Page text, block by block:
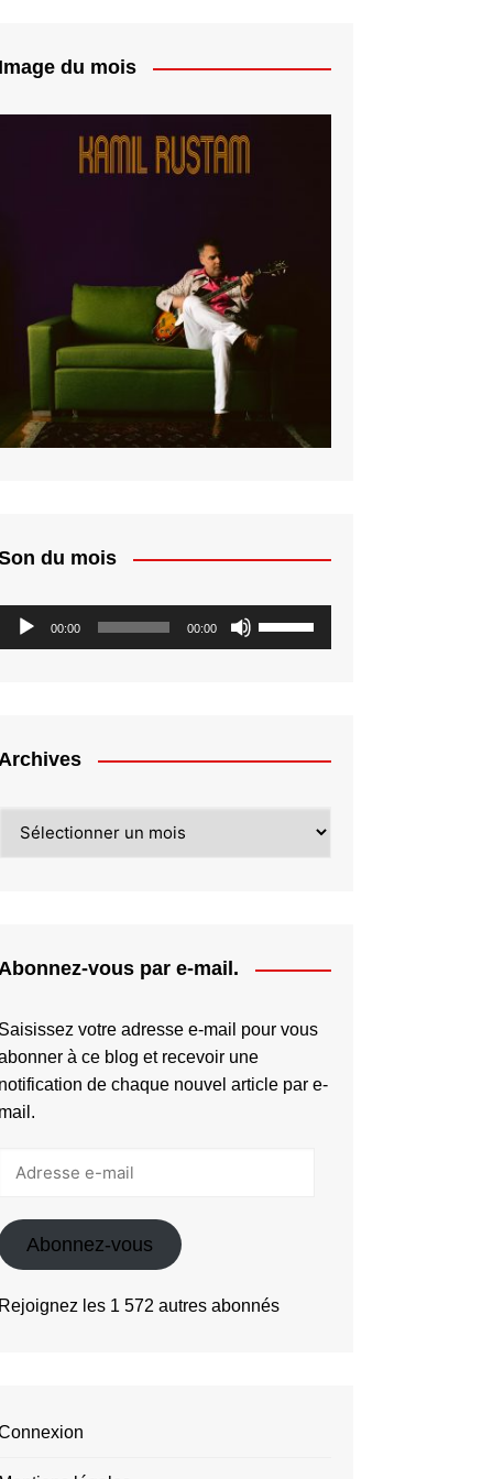
Image du mois
du mois
Lecteur
00:00 00:00
les
diminuer
vous par e-mail.
Saisissez votre adresse e-mail pour vous
à ce blog et recevoir une
notification de chaque nouvel article par e-
mail.
Abonnez-vous
Rejoignez les 1 572 autres abonnés